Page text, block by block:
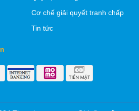
Cơ chế giải quyết tranh chấp
Tin tức